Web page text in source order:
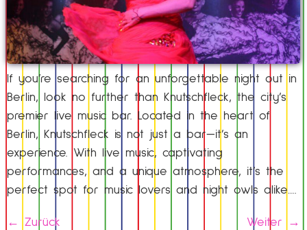
If you’re searching for an unforgettable night out in
Berlin, look no further than Knutschfleck, the city’s
premier live music bar. Located in the heart of
Berlin, Knutschfleck is not just a bar—it’s an
experience. With live music, captivating
performances, and a unique atmosphere, it’s the
perfect spot for music lovers and night owls alike….
← Zurück Weiter →